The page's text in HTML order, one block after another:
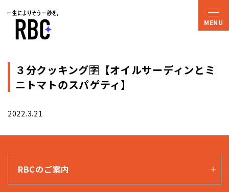
３分クッキング🈑【オイルサーディンとミ
ニトマトのスパゲティ】
2022.3.21
RBCのご案内